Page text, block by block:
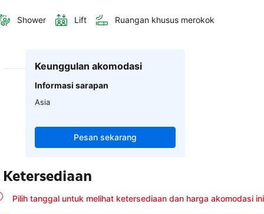
Shower Lift Ruangan khusus merokok
Keunggulan akomodasi
Informasi sarapan
Asia
Pesan sekarang
Ketersediaan
Pilih tanggal untuk melihat ketersediaan dan harga akomodasi ini